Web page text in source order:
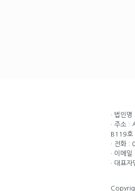
· 법인
· 주소 :
B119호
· 전화
· 이메
· 대표